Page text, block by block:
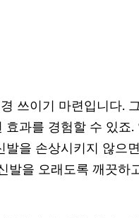
쓰이기 마련입니다.
과를 경험할 수 있죠.
을 손상시키지 않으
발을 오래도록 깨끗하